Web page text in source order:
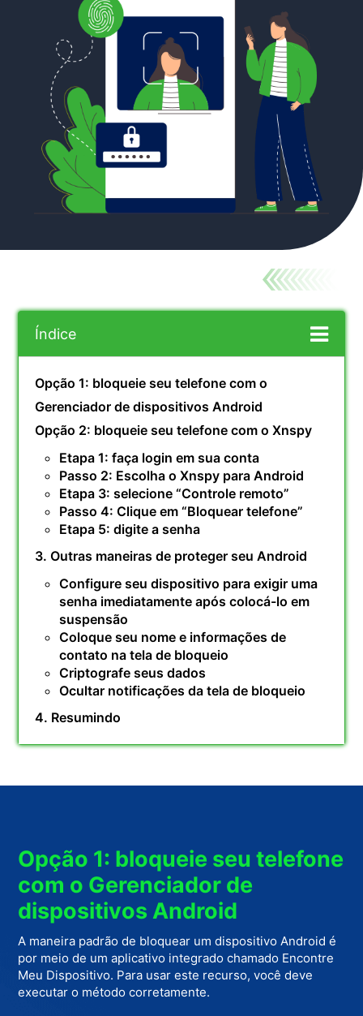
Índice
Opção 1: bloqueie seu telefone com o
Gerenciador de dispositivos Android
Opção 2: bloqueie seu telefone com o Xnspy
Etapa 1: faça login em sua conta
Passo 2: Escolha o Xnspy para Android
Etapa 3: selecione “Controle remoto”
Passo 4: Clique em “Bloquear telefone”
Etapa 5: digite a senha
3. Outras maneiras de proteger seu Android
Configure seu dispositivo para exigir uma
senha imediatamente após colocá-lo em
suspensão
Coloque seu nome e informações de
contato na tela de bloqueio
Criptografe seus dados
Ocultar notificações da tela de bloqueio
4. Resumindo
Opção 1: bloqueie seu telefone
com o Gerenciador de
dispositivos Android
A maneira padrão de bloquear um dispositivo Android é
por meio de um aplicativo integrado chamado Encontre
Meu Dispositivo. Para usar este recurso, você deve
executar o método corretamente.